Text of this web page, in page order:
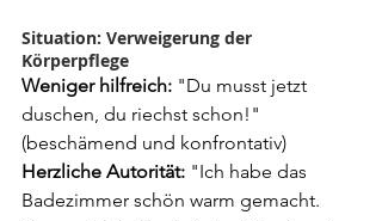
Situation: Verweigerung der
Körperpflege
Weniger hilfreich: "Du musst jetzt
duschen, du riechst schon!"
(beschämend und konfrontativ)
Herzliche Autorität: "Ich habe das
Badezimmer schön warm gemacht.